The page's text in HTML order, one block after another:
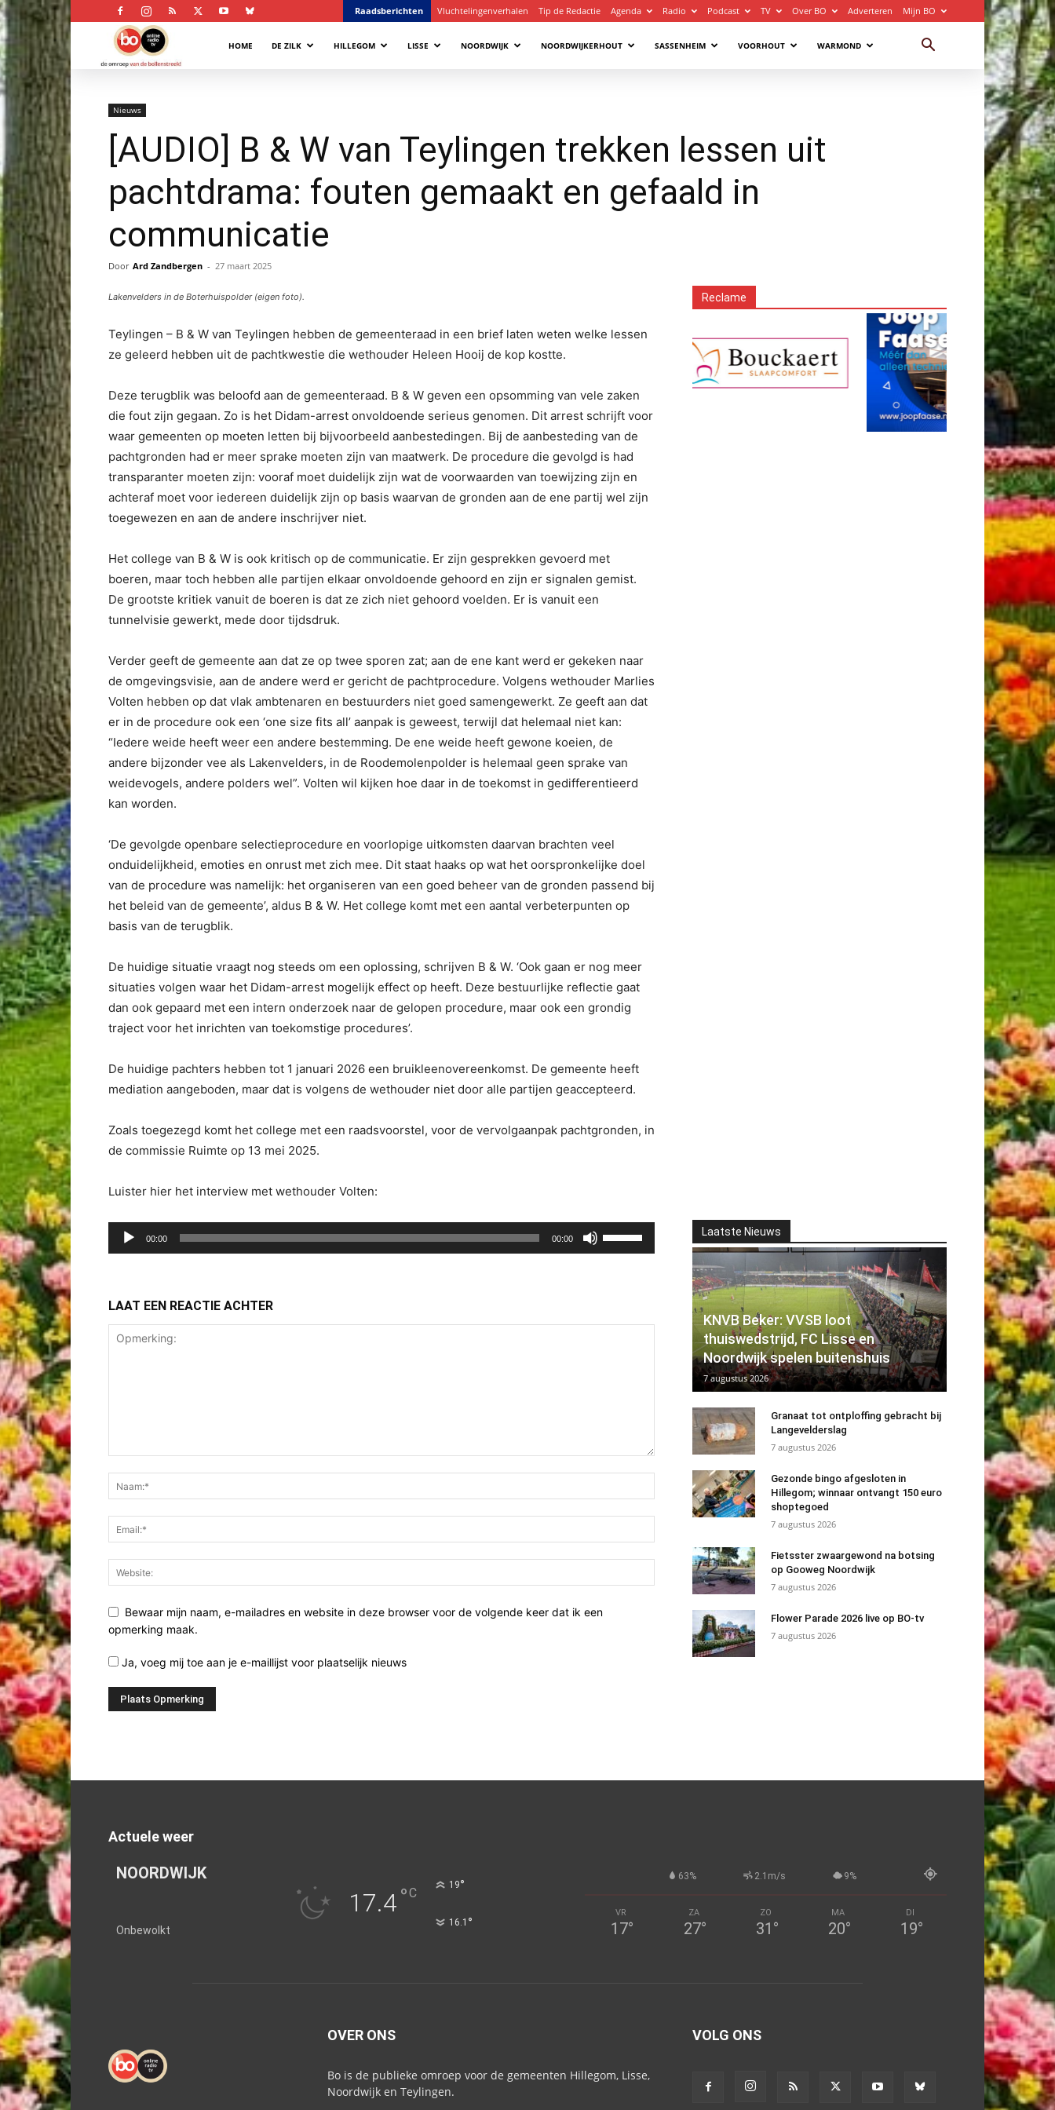
Raadsberichten Vluchtelingenverhalen Tip de Redactie Agenda Radio Podcast TV Over BO Adverteren Mijn BO
Bollenstreek
HOME DE ZILK HILLEGOM LISSE NOORDWIJK NOORDWIJKERHOUT SASSENHEIM VOORHOUT WARMOND
Nieuws
[AUDIO] B & W van Teylingen trekken lessen uit
pachtdrama: fouten gemaakt en gefaald in
communicatie
Door Ard Zandbergen - 27 maart 2025
Lakenvelders in de Boterhuispolder (eigen foto).
Teylingen – B & W van Teylingen hebben de gemeenteraad in een brief laten weten welke lessen
ze geleerd hebben uit de pachtkwestie die wethouder Heleen Hooij de kop kostte.
Deze terugblik was beloofd aan de gemeenteraad. B & W geven een opsomming van vele zaken
die fout zijn gegaan. Zo is het Didam-arrest onvoldoende serieus genomen. Dit arrest schrijft voor
waar gemeenten op moeten letten bij bijvoorbeeld aanbestedingen. Bij de aanbesteding van de
pachtgronden had er meer sprake moeten zijn van maatwerk. De procedure die gevolgd is had
transparanter moeten zijn: vooraf moet duidelijk zijn wat de voorwaarden van toewijzing zijn en
achteraf moet voor iedereen duidelijk zijn op basis waarvan de gronden aan de ene partij wel zijn
toegewezen en aan de andere inschrijver niet.
Het college van B & W is ook kritisch op de communicatie. Er zijn gesprekken gevoerd met
boeren, maar toch hebben alle partijen elkaar onvoldoende gehoord en zijn er signalen gemist.
De grootste kritiek vanuit de boeren is dat ze zich niet gehoord voelden. Er is vanuit een
tunnelvisie gewerkt, mede door tijdsdruk.
Verder geeft de gemeente aan dat ze op twee sporen zat; aan de ene kant werd er gekeken naar
de omgevingsvisie, aan de andere werd er gericht de pachtprocedure. Volgens wethouder Marlies
Volten hebben op dat vlak ambtenaren en bestuurders niet goed samengewerkt. Ze geeft aan dat
er in de procedure ook een ‘one size fits all’ aanpak is geweest, terwijl dat helemaal niet kan:
“Iedere weide heeft weer een andere bestemming. De ene weide heeft gewone koeien, de
andere bijzonder vee als Lakenvelders, in de Roodemolenpolder is helemaal geen sprake van
weidevogels, andere polders wel”. Volten wil kijken hoe daar in de toekomst in gedifferentieerd
kan worden.
‘De gevolgde openbare selectieprocedure en voorlopige uitkomsten daarvan brachten veel
onduidelijkheid, emoties en onrust met zich mee. Dit staat haaks op wat het oorspronkelijke doel
van de procedure was namelijk: het organiseren van een goed beheer van de gronden passend bij
het beleid van de gemeente’, aldus B & W. Het college komt met een aantal verbeterpunten op
basis van de terugblik.
De huidige situatie vraagt nog steeds om een oplossing, schrijven B & W. ‘Ook gaan er nog meer
situaties volgen waar het Didam-arrest mogelijk effect op heeft. Deze bestuurlijke reflectie gaat
dan ook gepaard met een intern onderzoek naar de gelopen procedure, maar ook een grondig
traject voor het inrichten van toekomstige procedures’.
De huidige pachters hebben tot 1 januari 2026 een bruikleenovereenkomst. De gemeente heeft
mediation aangeboden, maar dat is volgens de wethouder niet door alle partijen geaccepteerd.
Zoals toegezegd komt het college met een raadsvoorstel, voor de vervolgaanpak pachtgronden, in
de commissie Ruimte op 13 mei 2025.
Luister hier het interview met wethouder Volten:
Audiospeler
00:00 00:00
Omhoog/Omlaag
LAAT EEN REACTIE ACHTER
Bewaar mijn naam, e-mailadres en website in deze browser voor de volgende keer dat ik een
opmerking maak.
Ja, voeg mij toe aan je e-maillijst voor plaatselijk nieuws
Reclame
Laatste Nieuws
KNVB Beker: VVSB loot
thuiswedstrijd, FC Lisse en
Noordwijk spelen buitenshuis
7 augustus 2026
Granaat tot ontploffing gebracht bij
Langevelderslag
7 augustus 2026
Gezonde bingo afgesloten in
Hillegom; winnaar ontvangt 150 euro
shoptegoed
7 augustus 2026
Fietsster zwaargewond na botsing
op Gooweg Noordwijk
7 augustus 2026
Flower Parade 2026 live op BO-tv
7 augustus 2026
Actuele weer
NOORDWIJK
Onbewolkt
17.4°C
19°
16.1 °
63% 2.1m/s 9%
VR
17°
ZA
27°
ZO
31 °
MA
20°
DI
19°
OVER ONS
Bo is de publieke omroep voor de gemeenten Hillegom, Lisse,
Noordwijk en Teylingen.
VOLG ONS